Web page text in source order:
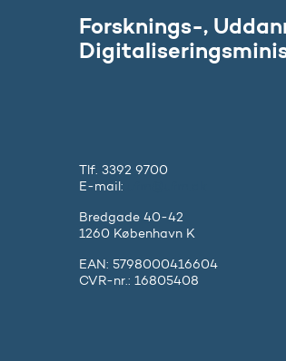
Forsknings-,
Tlf. 3392 9700
E-mail:
Bredgade 40-42
1260 København K
EAN: 5798000416604
CVR-nr.: 16805408